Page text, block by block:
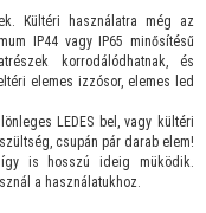
Kültéri használatra még az
IP44 vagy IP65 minősítésű
korrodálódhatnak, és
elemes izzósor, elemes led
LEDES bel, vagy kültéri
csupán pár darab elem!
is hosszú ideig müködik.
a használatukhoz.